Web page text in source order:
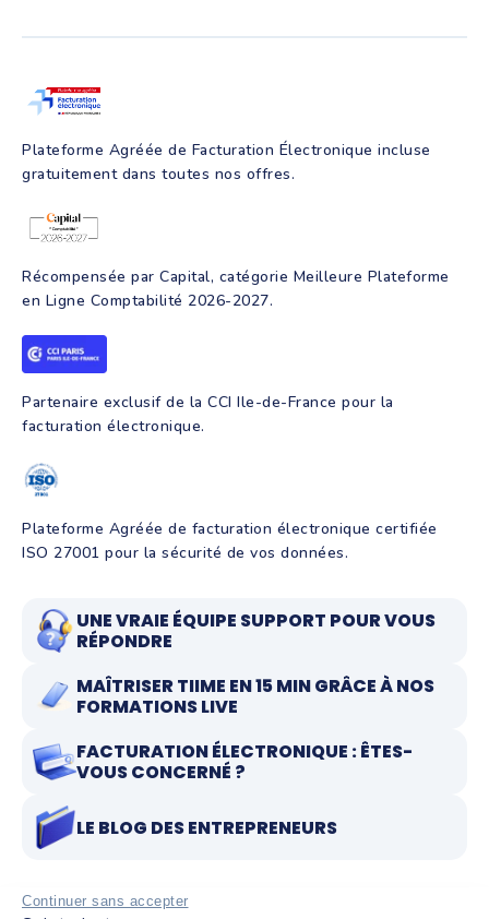
Continuer sans accepter
Création d'entreprise
Parrainage
Production comptable
Facture électronique
Création d'entreprise
Programmes de formation
Plateforme Agréée de Facturation Électronique incluse
gratuitement dans toutes nos offres.
Récompensée par Capital, catégorie Meilleure Plateforme
en Ligne Comptabilité 2026-2027.
Partenaire exclusif de la CCI Ile-de-France pour la
facturation électronique.
Plateforme Agréée de facturation électronique certifiée
ISO 27001 pour la sécurité de vos données.
UNE VRAIE ÉQUIPE SUPPORT POUR VOUS
RÉPONDRE
MAÎTRISER TIIME EN 15 MIN GRÂCE À NOS
FORMATIONS LIVE
FACTURATION ÉLECTRONIQUE : ÊTES-
VOUS CONCERNÉ ?
LE BLOG DES ENTREPRENEURS